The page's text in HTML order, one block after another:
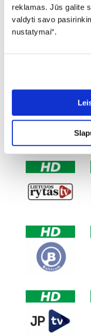
reklamas. Jūs galite
valdyti savo
nustatymai“.